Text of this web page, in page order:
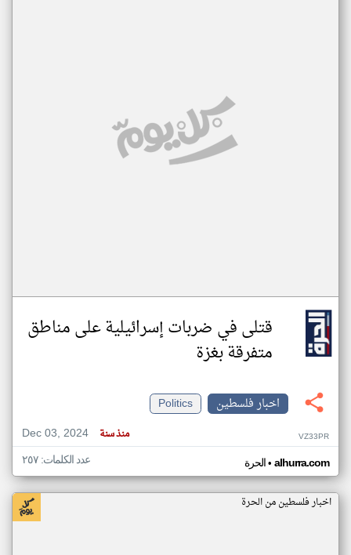
قتلى في ضربات إسرائيلية على مناطق
متفرقة بغزة
اخبار فلسطين
Politics
Dec 03, 2024
منذ سنة VZ33PR
الحرة• alhurra.com عدد الكلمات: ٢٥٧
اخبار فلسطين من الحرة